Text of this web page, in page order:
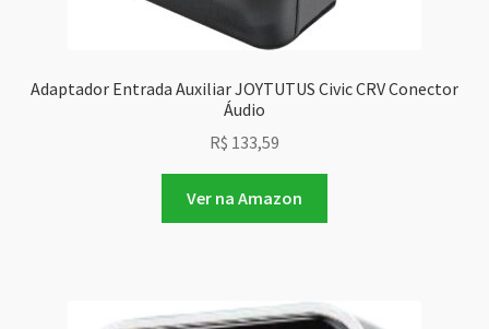
Adaptador Entrada Auxiliar JOYTUTUS Civic CRV Conector
Áudio
R$ 133,59
Ver na Amazon